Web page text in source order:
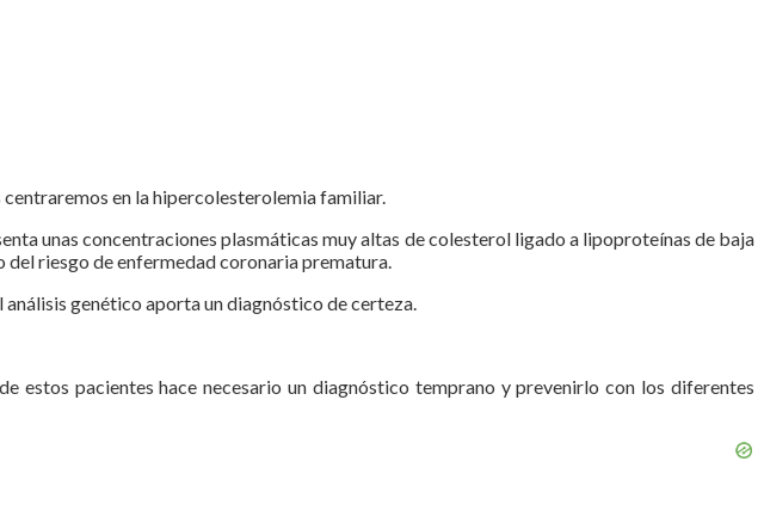
en la hipercolesterolemia familiar.
unas concentraciones plasmáticas muy altas de colesterol ligado a lipoproteínas de baja
riesgo de enfermedad coronaria prematura.
genético aporta un diagnóstico de certeza.
estos pacientes hace necesario un diagnóstico temprano y prevenirlo con los diferentes